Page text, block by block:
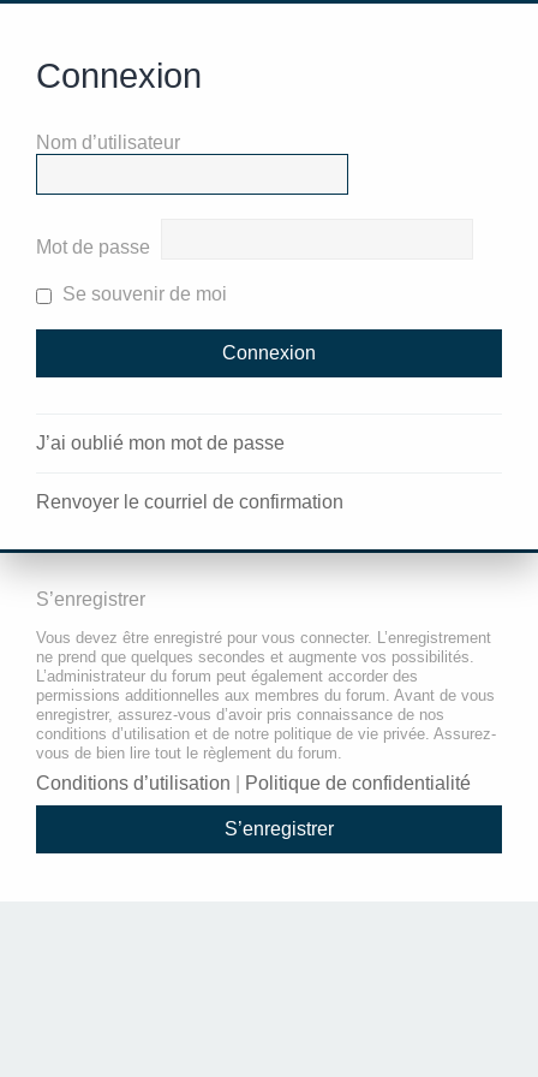
Connexion
Nom d’utilisateur
Mot de passe
Se souvenir de moi
J’ai oublié mon mot de passe
Renvoyer le courriel de confirmation
S’enregistrer
Vous devez être enregistré pour vous connecter. L’enregistrement
ne prend que quelques secondes et augmente vos possibilités.
L’administrateur du forum peut également accorder des
permissions additionnelles aux membres du forum. Avant de vous
enregistrer, assurez-vous d’avoir pris connaissance de nos
conditions d’utilisation et de notre politique de vie privée. Assurez-
vous de bien lire tout le règlement du forum.
Conditions d’utilisation Politique de confidentialité
S’enregistrer